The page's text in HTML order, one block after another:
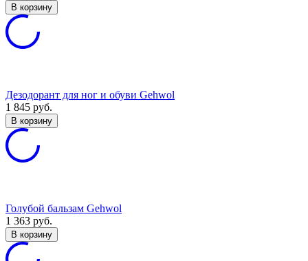
В корзину
Дезодорант для ног и обуви Gehwol
1 845 руб.
В корзину
Голубой бальзам Gehwol
1 363 руб.
В корзину